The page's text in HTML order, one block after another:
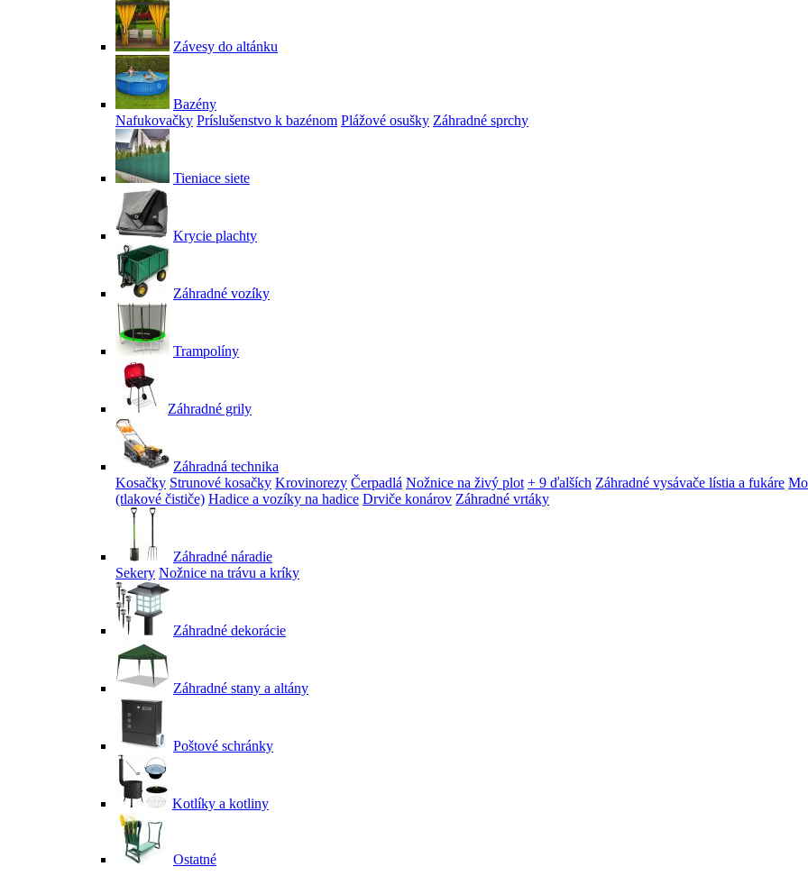
Závesy do altánku
Bazény
Nafukovačky Príslušenstvo k bazénom Plážové osušky Záhradné sprchy
Tieniace siete
Krycie plachty
Záhradné vozíky
Trampolíny
Záhradné grily
Záhradná technika
Kosačky Strunové kosačky Krovinorezy Čerpadlá Nožnice na živý plot + 9 ďalších Záhradné vysávače lístia a fukáre
(tlakové čističe) Hadice a vozíky na hadice Drviče konárov Záhradné vrtáky
Záhradné náradie
Sekery Nožnice na trávu a kríky
Záhradné dekorácie
Záhradné stany a altány
Poštové schránky
Kotlíky a kotliny
Ostatné